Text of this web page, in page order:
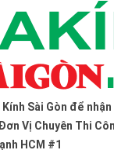
Sài Gòn để
Vị Chuyên Thi
HCM #1